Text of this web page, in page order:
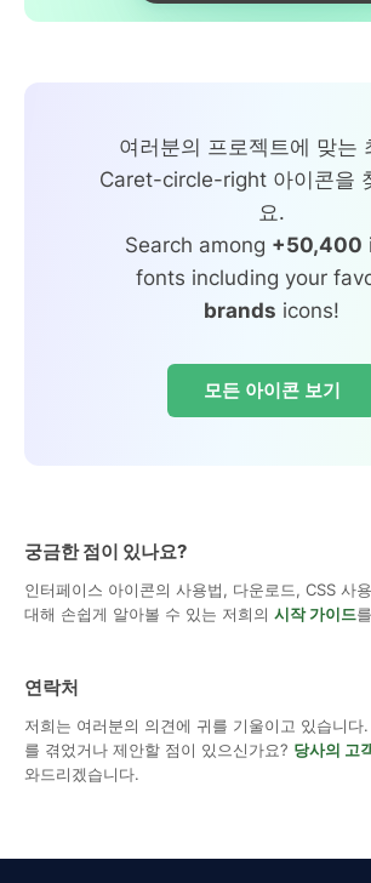
여러분의 프로젝트에 맞는
Caret-circle-right 아이콘을
요.
Search among +50,400
fonts including your
brands icons!
모든 아이콘 보기
궁금한 점이 있나요?
인터페이스 아이콘의 사용법, 다운로드, CSS 사
대해 손쉽게 알아볼 수 있는 저희의 시작 가이드
연락처
저희는 여러분의 의견에 귀를 기울이고 있습니
를 겪었거나 제안할 점이 있으신가요? 당사의 고
와드리겠습니다.